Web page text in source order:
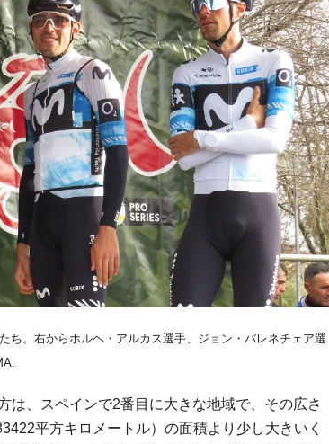
ち。右からホルヘ・アルカス選手、ジョン・バレネチェア選
は、スペインで2番目に大きな地域で、その広さ
平方キロメートル）の面積より少し大きいく